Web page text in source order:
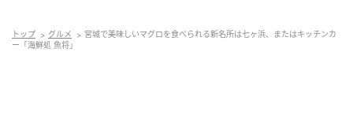
トップ グルメ
宮城で美味しいマグロを食べられる新名所は七ヶ浜、またはキッチンカ
ー「海鮮処 魚将」